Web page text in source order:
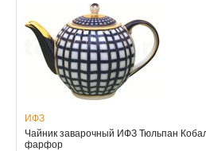
ИФЗ
Чайник заварочный ИФЗ Тюльпан
фарфор